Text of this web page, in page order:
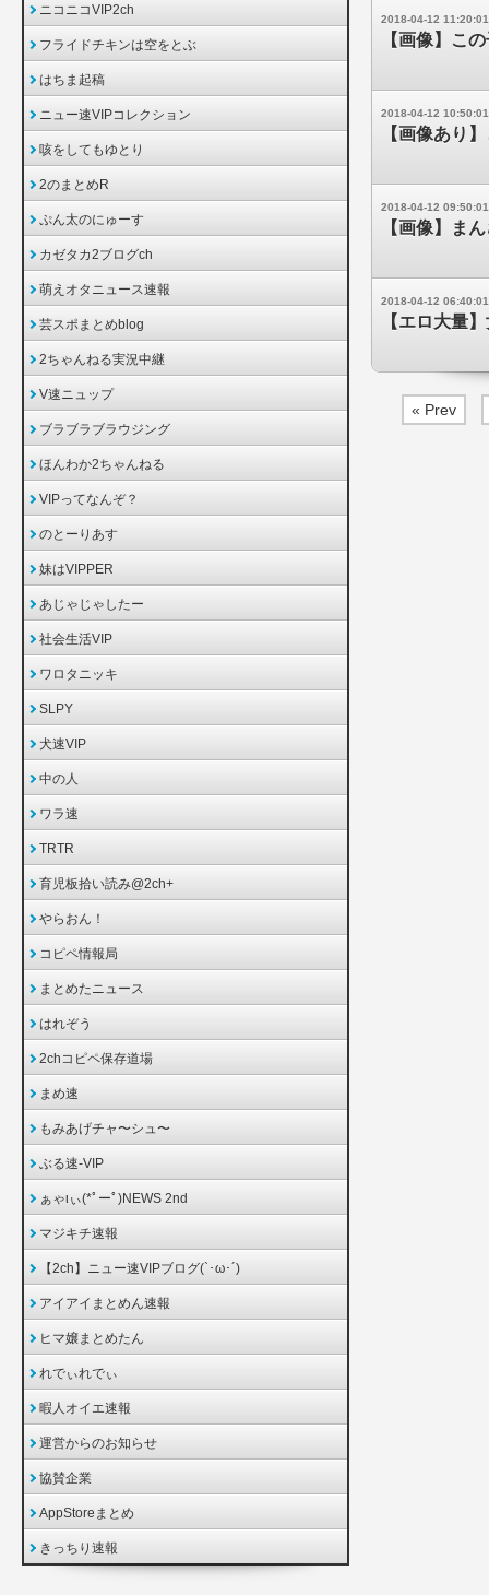
2018-04-12 11:20:01
【画像】こ
2018-04-12 10:50:01
【画像あり
2018-04-12 09:50:01
【画像】ま
2018-04-12 06:40:01
【エロ大量
« Prev
ニコニコVIP2ch
フライドチキンは空をとぶ
はちま起稿
ニュー速VIPコレクション
咳をしてもゆとり
2のまとめR
ぷん太のにゅーす
カゼタカ2ブログch
萌えオタニュース速報
芸スポまとめblog
2ちゃんねる実況中継
V速ニュップ
ブラブラブラウジング
ほんわか2ちゃんねる
VIPってなんぞ？
のとーりあす
妹はVIPPER
あじゃじゃしたー
社会生活VIP
ワロタニッキ
SLPY
犬速VIP
中の人
ワラ速
TRTR
育児板拾い読み@2ch+
やらおん！
コピペ情報局
まとめたニュース
はれぞう
2chコピペ保存道場
まめ速
もみあげチャ〜シュ〜
ぶる速-VIP
ぁゃιぃ(*ﾟーﾟ)NEWS 2nd
マジキチ速報
【2ch】ニュー速VIPブログ(`･ω･´)
アイアイまとめん速報
ヒマ嬢まとめたん
れでぃれでぃ
暇人オイエ速報
運営からのお知らせ
協賛企業
AppStoreまとめ
きっちり速報